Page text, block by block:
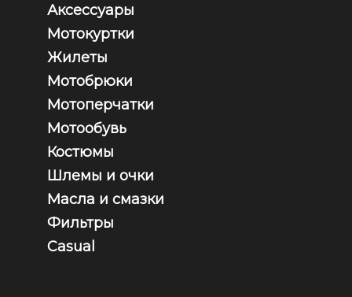
Аксессуары
Мотокуртки
Жилеты
Мотобрюки
Мотоперчатки
Мотообувь
Костюмы
Шлемы и очки
Масла и смазки
Фильтры
Casual